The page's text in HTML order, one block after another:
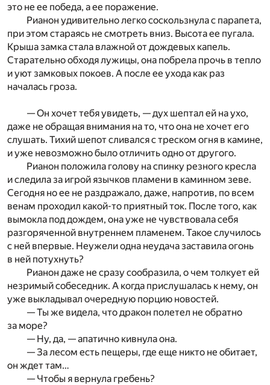
это не ее победа, а ее поражение.
Рианон удивительно легко соскользнула с парапета,
при этом стараясь не смотреть вниз. Высота ее пугала.
Крыша замка стала влажной от дождевых капель.
Старательно обходя лужицы, она побрела прочь в тепло
и уют замковых покоев. А после ее ухода как раз
началась гроза.
— Он хочет тебя увидеть, — дух шептал ей на ухо,
даже не обращая внимания на то, что она не хочет его
слушать. Тихий шепот сливался с треском огня в камине,
и уже невозможно было отличить одно от другого.
Рианон положила голову на спинку резного кресла
и следила за игрой язычков пламени в каминном зеве.
Сегодня но ее не раздражало, даже, напротив, по всем
венам проходил какой-то приятный ток. После того, как
вымокла под дождем, она уже не чувствовала себя
разгоряченной внутреннем пламенем. Такое случилось
с ней впервые. Неужели одна неудача заставила огонь
в ней потухнуть?
Рианон даже не сразу сообразила, о чем толкует ей
незримый собеседник. А когда прислушалась к нему, он
уже выкладывал очередную порцию новостей.
— Ты же видела, что дракон полетел не обратно
за море?
— Ну, да, — апатично кивнула она.
— За лесом есть пещеры, где еще никто не обитает,
он ждет там…
— Чтобы я вернула гребень?